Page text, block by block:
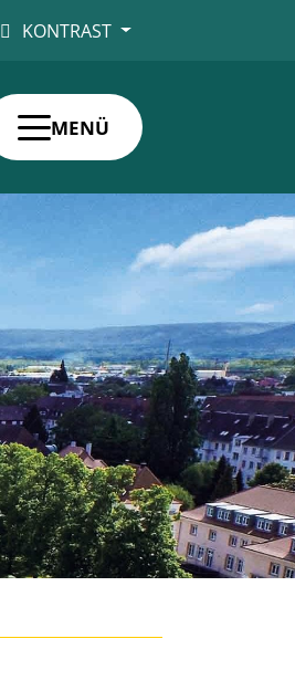
KONTRAST
MENÜ